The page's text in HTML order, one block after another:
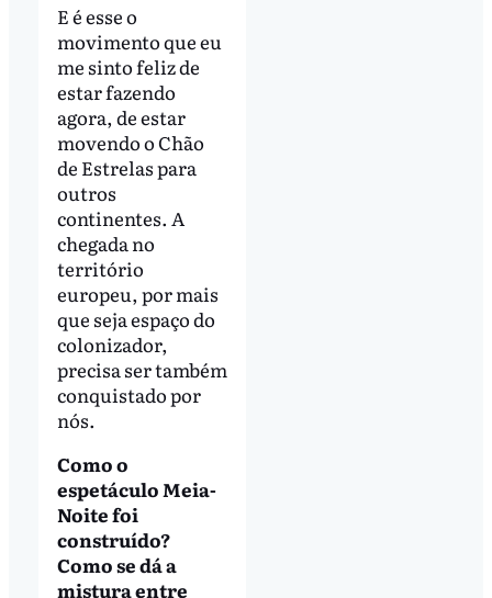
E é esse o
movimento que eu
me sinto feliz de
estar fazendo
agora, de estar
movendo o Chão
de Estrelas para
outros
continentes. A
chegada no
território
europeu, por mais
que seja espaço do
colonizador,
precisa ser também
conquistado por
nós.
Como o
espetáculo Meia-
Noite foi
construído?
Como se dá a
mistura entre